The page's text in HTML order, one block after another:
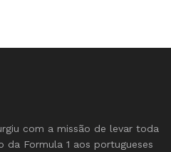
com a missão de levar toda
Formula 1 aos portugueses